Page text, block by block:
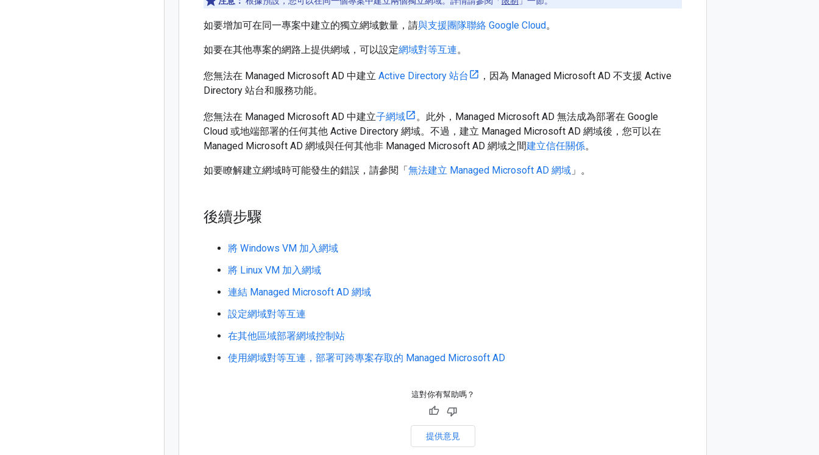
如要增加可在同一專案中建立的獨立網域數量，請與支援團隊聯絡 Google Cloud。
如要在其他專案的網路上提供網域，可以設定網域對等互連。
您無法在 Managed Microsoft AD 中建立 Active Directory 站台
，因為 Managed Microsoft AD 不支援 Active
Directory 站台和服務功能。
您無法在 Managed Microsoft AD 中建立子網域
。此外，Managed Microsoft AD 無法成為部署在 Google
Cloud 或地端部署的任何其他 Active Directory 網域。不過，建立 Managed Microsoft AD 網域後，您可以在
Managed Microsoft AD 網域與任何其他非 Managed Microsoft AD 網域之間建立信任關係。
如要瞭解建立網域時可能發生的錯誤，請參閱「無法建立 Managed Microsoft AD 網域 」。
後續步驟
將 Windows VM 加入網域
將 Linux VM 加入網域
連結 Managed Microsoft AD 網域
設定網域對等互連
在其他區域部署網域控制站
使用網域對等互連，部署可跨專案存取的 Managed Microsoft AD
這對你有幫助嗎？
提供意見